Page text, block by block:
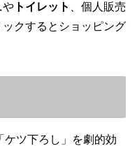
や トイレット
、個人販売
クするとショッピング
ケツ下ろし」を劇的効